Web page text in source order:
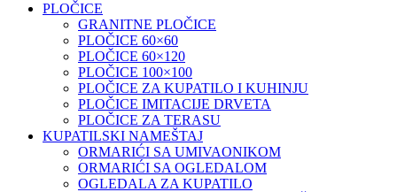
PLOČICE
GRANITNE PLOČICE
PLOČICE 60×60
PLOČICE 60×120
PLOČICE 100×100
PLOČICE ZA KUPATILO I KUHINJU
PLOČICE IMITACIJE DRVETA
PLOČICE ZA TERASU
KUPATILSKI NAMEŠTAJ
ORMARIĆI SA UMIVAONIKOM
ORMARIĆI SA OGLEDALOM
OGLEDALA ZA KUPATILO